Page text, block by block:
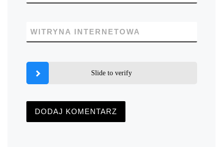
WITRYNA INTERNETOWA
Slide to verify